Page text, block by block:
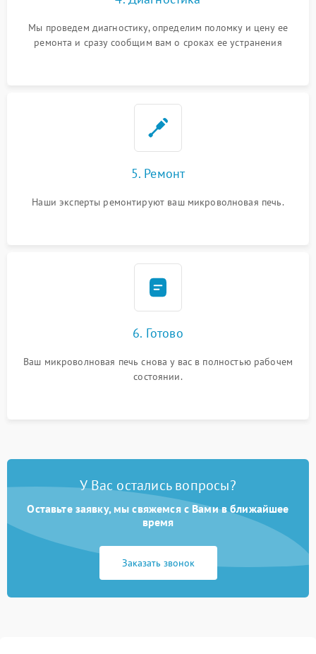
Мы проведем диагностику, определим поломку и цену ее
ремонта и сразу сообщим вам о сроках ее устранения
5. Ремонт
Наши эксперты ремонтируют ваш микроволновая печь.
6. Готово
Ваш микроволновая печь снова у вас в полностью рабочем
состоянии.
У Вас остались вопросы?
Оставьте заявку, мы свяжемся с Вами в ближайшее
время
Заказать звонок